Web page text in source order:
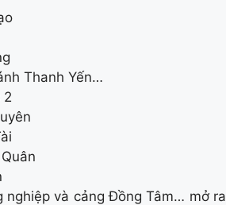
Thanh Yến…
2
nghiệp và cảng Đồng Tâm… mở ra